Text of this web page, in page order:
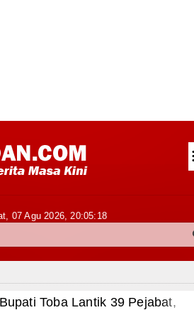
07 Agu 2026,20:05:19
Toba Lantik 39 Pejabat,